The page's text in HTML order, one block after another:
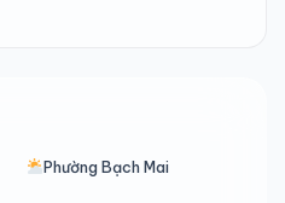
Phường Bạch Mai